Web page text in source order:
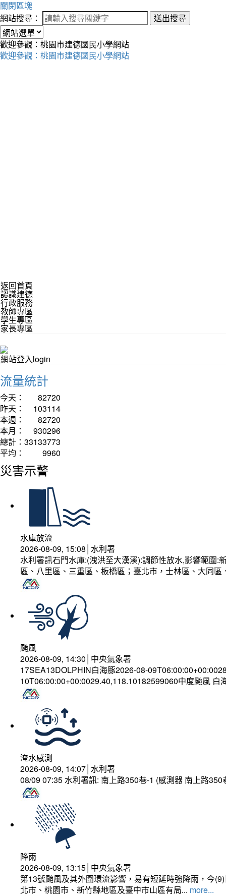
關閉區塊
網站搜尋：
送出搜尋
歡迎參觀：桃園市建德國民小學網站
歡迎參觀：桃園市建德國民小學網站
返回首頁
認識建德
行政服務
教師專區
學生專區
家長專區
網站登入login
流量統計
今天：
82720
昨天：
103114
本週：
82720
本月：
930296
總計： 33133773
平均：
9960
災害示警
水庫放流
2026-08-09, 15:08│水利署
水利署訊石門水庫:(洩洪至大漢溪):調節性放水,影響範圍
區、八里區、三重區、板橋區；臺北市，士林區、大同
颱風
2026-08-09, 14:30│中央氣象署
17SEA13DOLPHIN白海豚2026-08-
10T06:00:00+00:0029.40,118.10182599060中度颱風 白
淹水感測
2026-08-09, 14:07│水利署
08/09 07:35 水利署訊: 南上路350巷-1 (感測器 南上路
降雨
2026-08-09, 13:15│中央氣象署
第13號颱風及其外圍環流影響，易有短延時強降雨，今
北市、桃園市、新竹縣地區及臺中市山區有局... more...